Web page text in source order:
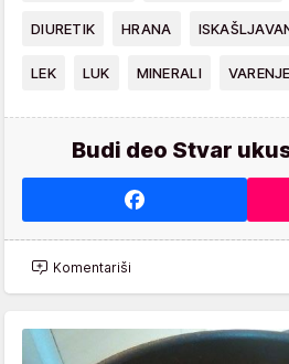
DIURETIK HRANA
LEK LUK MINERALI VARENJE
Budi deo Stvar
Komentariši